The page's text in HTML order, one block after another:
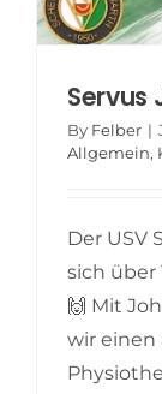
Servus
By Felber |
Allgemein,
Der USV
sich
🙌 Mit
wir einen